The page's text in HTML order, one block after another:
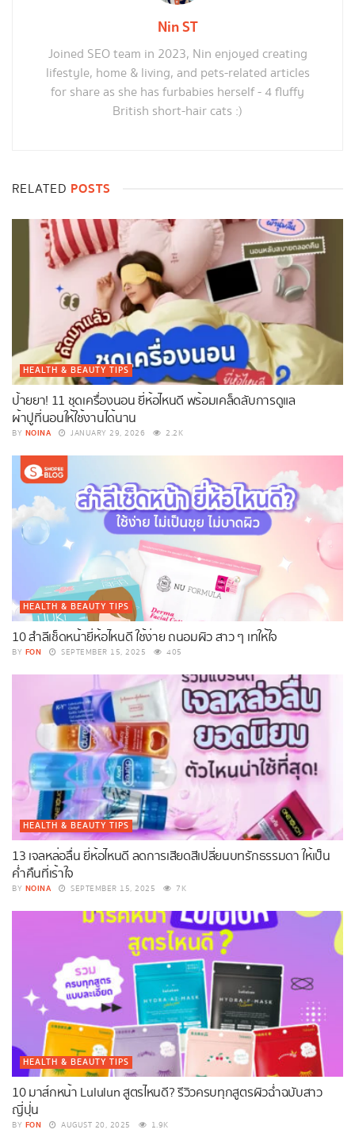
Nin ST
Joined SEO team in 2023, Nin enjoyed creating
lifestyle, home & living, and pets-related articles
for share as she has furbabies herself - 4 fluffy
British short-hair cats :)
RELATED POSTS
HEALTH & BEAUTY TIPS
ป้ายยา! 11 ชุดเครื่องนอน ยี่ห้อไหนดี พร้อมเคล็ดลับการดูแล
ผ้าปูที่นอนให้ใช้งานได้นาน
BY NOINA JANUARY 29, 2026 2.2K
HEALTH & BEAUTY TIPS
10 สำลีเช็ดหน้ายี่ห้อไหนดี ใช้ง่าย ถนอมผิว สาว ๆ เทให้ใจ
BY FON SEPTEMBER 15, 2025 405
HEALTH & BEAUTY TIPS
13 เจลหล่อลื่น ยี่ห้อไหนดี ลดการเสียดสีเปลี่ยนบทรักธรรมดา ให้เป็น
ค่ำคืนที่เร้าใจ
BY NOINA SEPTEMBER 15, 2025 7K
HEALTH & BEAUTY TIPS
10 มาส์กหน้า Lululun สูตรไหนดี? รีวิวครบทุกสูตรผิวฉ่ำฉบับสาว
ญี่ปุ่น
BY FON AUGUST 20, 2025 1.9K